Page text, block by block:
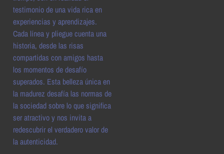
testimonio de una vida rica en
experiencias y aprendizajes.
Cada línea y pliegue cuenta una
historia, desde las risas
compartidas con amigos hasta
los momentos de desafío
superados. Esta belleza única en
la madurez desafía las normas de
la sociedad sobre lo que significa
ser atractivo y nos invita a
redescubrir el verdadero valor de
la autenticidad.